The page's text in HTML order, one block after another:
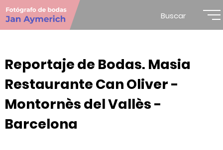
Buscar
Reportaje de Bodas. Masia
Restaurante Can Oliver -
Montornès del Vallès -
Barcelona